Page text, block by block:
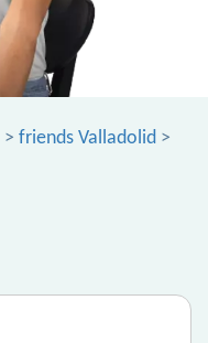
> friends Valladolid >